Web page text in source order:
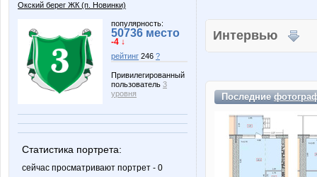
Окский берег ЖК (п. Новинки)
популярность:
50736 место
-4 ↓
рейтинг 246 ?
Привилегированный
пользователь 3
уровня
Статистика портрета:
сейчас просматривают портрет - 0
Интервью
Последние